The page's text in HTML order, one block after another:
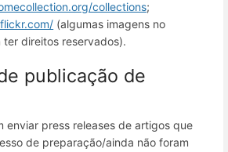
collections;
(algumas imagens no
ter direitos reservados).
publicação de
enviar press releases de artigos que
de preparação/ainda não foram